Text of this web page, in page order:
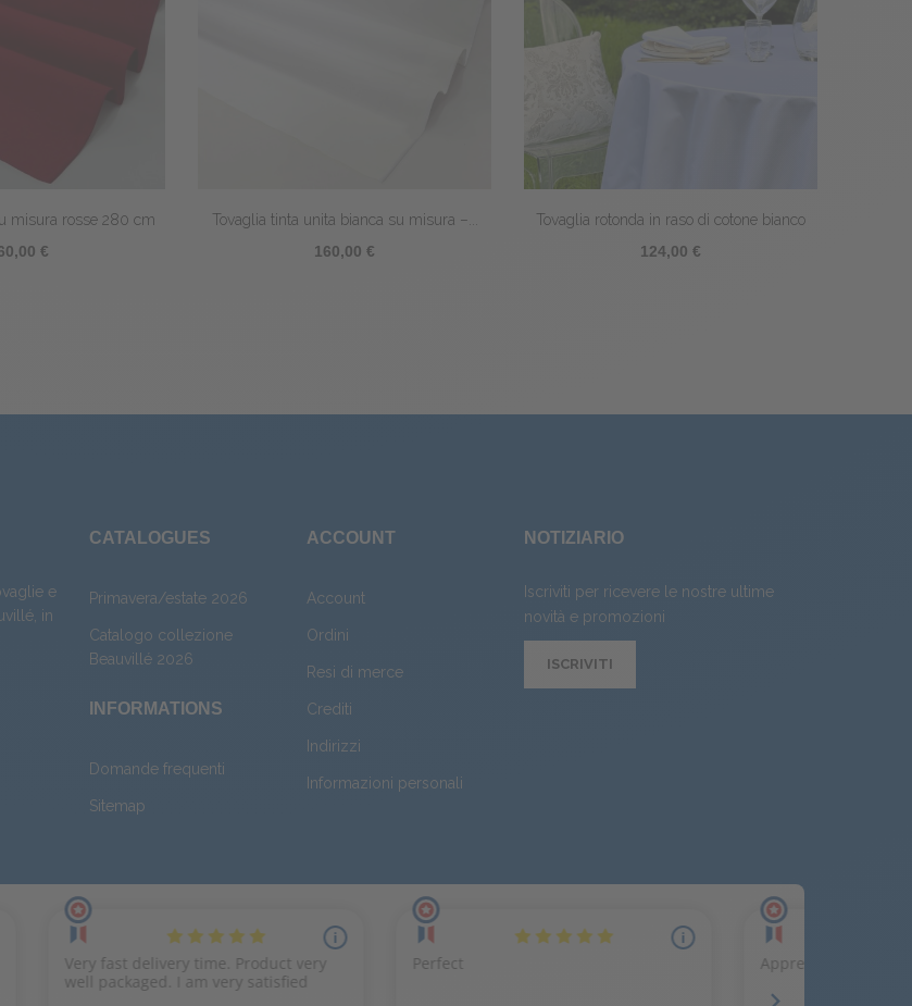
bianca su misura –...
€
Tovaglia rotonda in raso di cotone bianco
124,00 €
Tovaglia in raso di cotone bianco
109,00 €
e
in
CATALOGUES
Primavera/estate 2026
Catalogo collezione
Beauvillé 2026
INFORMATIONS
Domande frequenti
Sitemap
ACCOUNT
Account
Ordini
Resi di merce
Crediti
Indirizzi
Informazioni personali
NOTIZIARIO
Iscriviti per ricevere le nostre ultime
novità e promozioni
ISCRIVITI